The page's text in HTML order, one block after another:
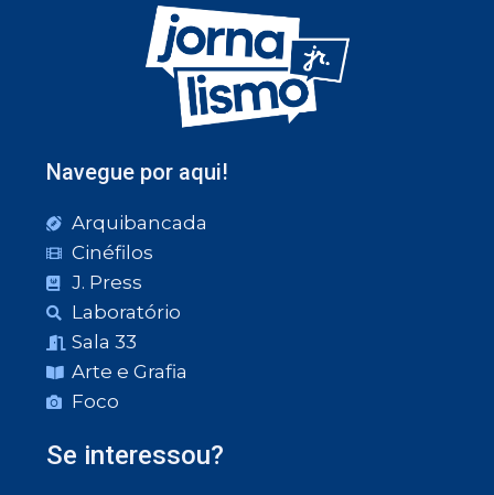
Navegue por aqui!
Arquibancada
Cinéfilos
J. Press
Laboratório
Sala 33
Arte e Grafia
Foco
Se interessou?